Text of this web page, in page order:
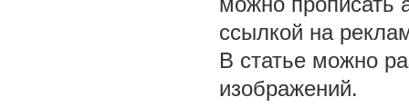
ссылкой на
В статье можно
изображений.